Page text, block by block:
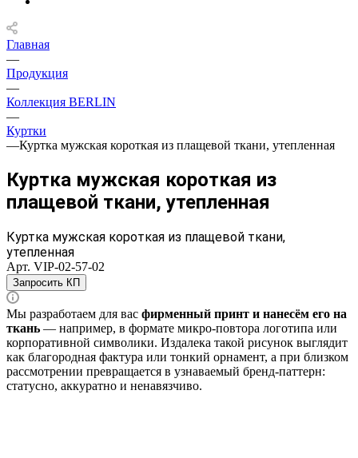
Главная
—
Продукция
—
Коллекция BERLIN
—
Куртки
—Куртка мужская короткая из плащевой ткани, утепленная
Куртка мужская короткая из
плащевой ткани, утепленная
Куртка мужская короткая из плащевой ткани,
утепленная
Арт. VIP-02-57-02
Запросить КП
Мы разработаем для вас фирменный принт и нанесём его на
ткань — например, в формате микро‑повтора логотипа или
корпоративной символики. Издалека такой рисунок выглядит
как благородная фактура или тонкий орнамент, а при близком
рассмотрении превращается в узнаваемый бренд‑паттерн:
статусно, аккуратно и ненавязчиво.